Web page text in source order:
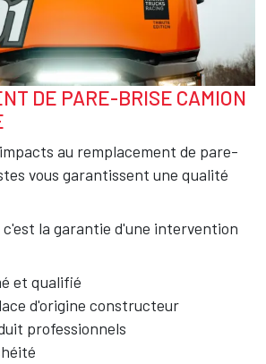
DE PARE-BRISE CAMION
au remplacement de pare-
vous garantissent une qualité
c'est la garantie d'une intervention
et qualifié
d'origine constructeur
professionnels